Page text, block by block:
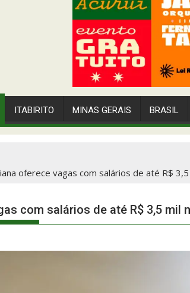
ITABIRITO MINAS GERAIS BRASIL
oferece vagas com salários de até R$
com salários de até R$ 3,5 mil